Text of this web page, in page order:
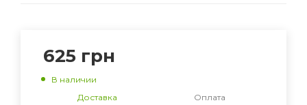
625 грн
В наличии
Доставка
Оплата